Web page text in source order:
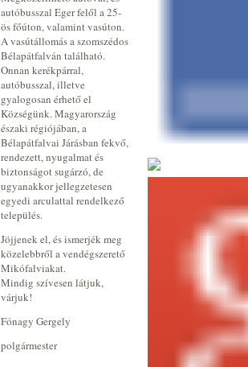
autóbusszal Eger felől a 25-
ös főúton, valamint vasúton.
A vasútállomás a szomszédos
Bélapátfalván található.
Onnan kerékpárral,
autóbusszal, illetve
gyalogosan érhető el
Községünk. Magyarország
északi régiójában, a
Bélapátfalvai Járásban fekvő,
rendezett, nyugalmat és
biztonságot sugárzó, de
ugyanakkor jellegzetesen
egyedi arculattal rendelkező
település.
Jöjjenek el, és ismerjék meg
közelebbről a vendégszerető
Mikófalviakat.
Mindig szívesen látjuk,
várjuk!
Fónagy Gergely
polgármester